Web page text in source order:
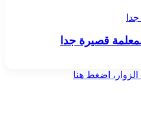
الزوار، اضغط هنا